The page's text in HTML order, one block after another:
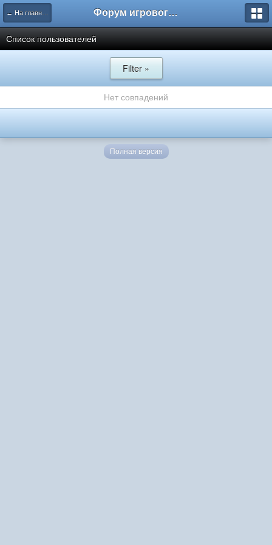
← На главную Форум игрового проекта Riverrise
Список пользователей
Filter »
Нет совпадений
Полная версия